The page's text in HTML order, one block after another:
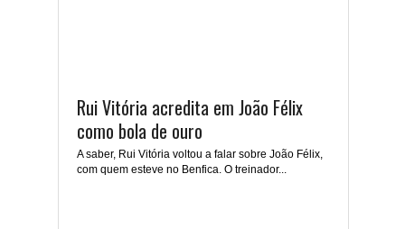
Rui Vitória acredita em João Félix
como bola de ouro
A saber, Rui Vitória voltou a falar sobre João Félix,
com quem esteve no Benfica. O treinador...